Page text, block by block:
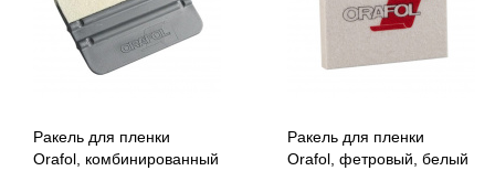
Ракель для пленки
Orafol, комбинированный
Ракель для пленки
Orafol, фетровый, белый